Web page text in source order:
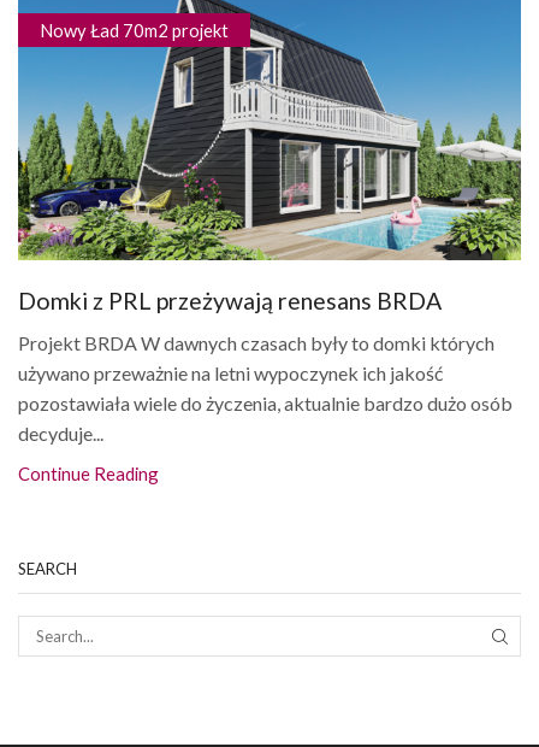
Nowy Ład 70m2 projekt
Domki z PRL przeżywają renesans BRDA
Projekt BRDA W dawnych czasach były to domki których
używano przeważnie na letni wypoczynek ich jakość
pozostawiała wiele do życzenia, aktualnie bardzo dużo osób
decyduje...
Continue Reading
SEARCH